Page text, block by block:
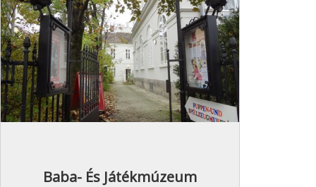
Baba- És Játékmúzeum